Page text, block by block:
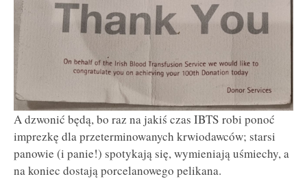
A dzwonić będą, bo raz na jakiś czas IBTS robi ponoć
imprezkę dla przeterminowanych krwiodawców; starsi
panowie (i panie!) spotykają się, wymieniają uśmiechy, a
na koniec dostają porcelanowego pelikana.